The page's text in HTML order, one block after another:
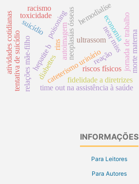
hepatite b neoplasias ósseas
poisoning
ultrassom
cateterismo urinário
near miss
time out na assistência à saúde
fidelidade a diretrizes
jornada de trabalho
relações mãe-filho riscos físicos
autoimagem morte materna
economia
suicídio
tentativa de suicídio reação
diabettes
hemodialíse
toxicidade
rins
racismo
atividades cotidianas
INFORMAÇÕES
Para Leitores
Para Autores